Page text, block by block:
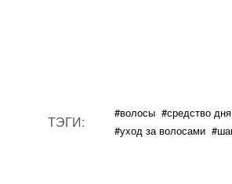
ТЭГИ: #волосы #средство дня
#уход за волосами